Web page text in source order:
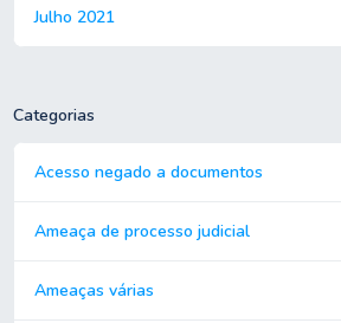
Julho 2021
Categorias
Acesso negado a documentos
Ameaça de processo judicial
Ameaças várias